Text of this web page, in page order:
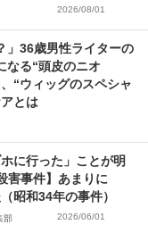
2026/08/01
」36歳男性ライターの
る“頭皮のニオ
“ウィッグのスペシャ
とは
に行った」ことが明
害事件】あまりに
昭和34年の事件）
部 2026/06/01